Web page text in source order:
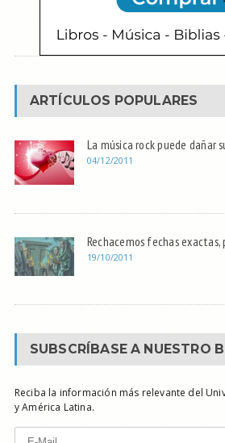
ARTÍCULOS POPULARES
La música rock puede dañar
04/12/2011
Rechacemos fechas
19/10/2011
SUBSCRÍBASE A NUESTRO
Reciba la información más relevante del
y América Latina.